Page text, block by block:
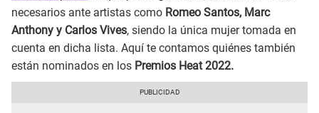
necesarios ante artistas como Romeo Santos, Marc
Anthony y Carlos Vives, siendo la única mujer tomada en
cuenta en dicha lista. Aquí te contamos quiénes también
están nominados en los Premios Heat 2022.